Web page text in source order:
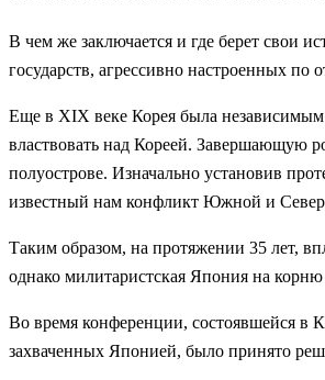
В чем же заключается и где берет свои
государств, агрессивно настроенных по
Еще в XIX веке Корея была независимым
властвовать над Кореей. Завершающую
полуострове. Изначально установив
известный нам конфликт Южной и
Таким образом, на протяжении 35 лет,
однако милитаристская Япония на
Во время конференции, состоявшейся в
захваченных Японией, было принято